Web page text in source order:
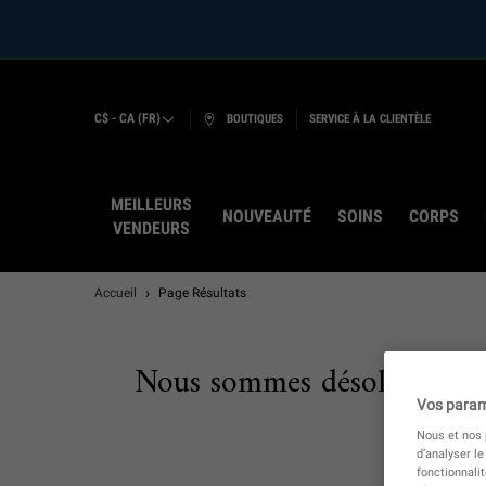
ACHETEZ LA
C$ - CA (FR) BOUTIQUES SERVICE À LA CLIENTÈLE
MEILLEURS
VENDEURS
NOUVEAUTÉ SOINS CORPS
Accueil Page Résultats
Nous sommes désolés, il
Vos
Nous et
d’analyser